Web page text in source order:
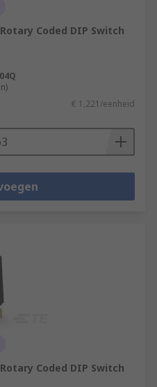
Coded DIP Switch
€ 1,221/eenheid
Coded DIP Switch